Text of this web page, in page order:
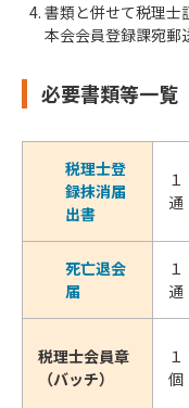
書類と併せて税理士
本会会員登録課宛郵
必要書類等一覧
税理士登
録抹消届
出書
１
通
死亡退会
届
１
通
税理士会員章
（バッチ）
１
個